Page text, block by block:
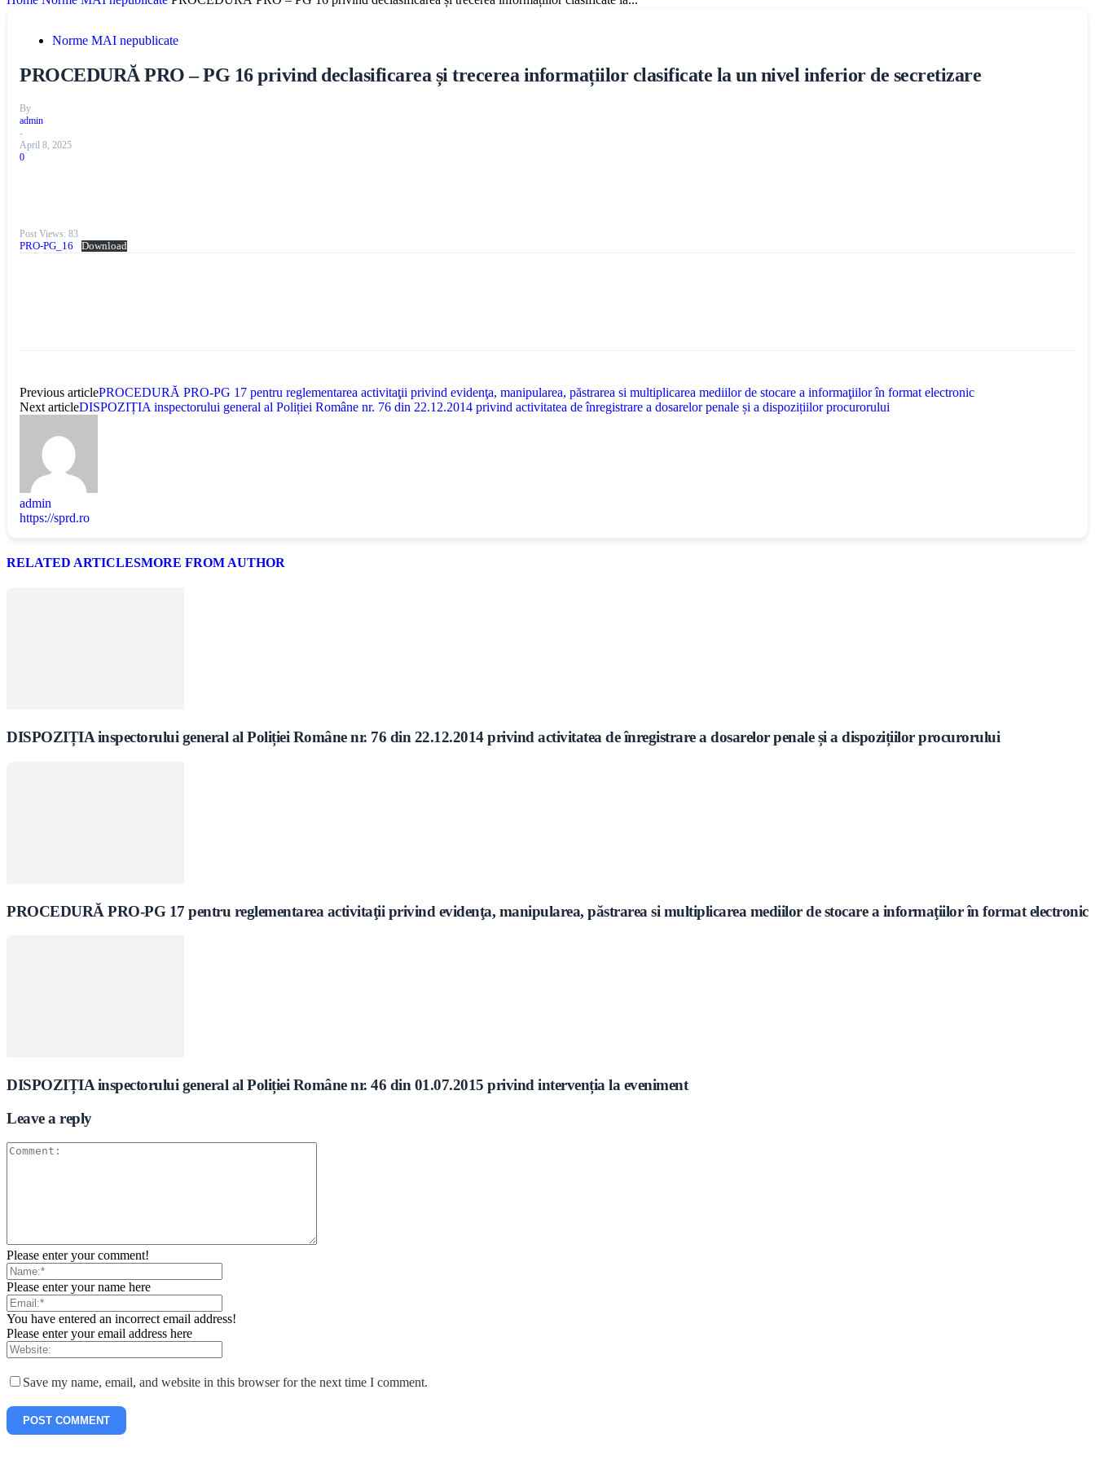
Norme MAI nepublicate
PROCEDURĂ PRO – PG 16 privind declasificarea și trecerea informațiilor clasificate la un nivel inferior de secretizare
By
admin
-
April 8, 2025
0
Post Views: 83
PRO-PG_16
Download
Previous articlePROCEDURĂ PRO-PG 17 pentru reglementarea activitaţii privind evidenţa, manipularea, păstrarea si multiplicarea mediilor de stocare a informaţiilor în format electronic
Next articleDISPOZIȚIA inspectorului general al Poliției Române nr. 76 din 22.12.2014 privind activitatea de înregistrare a dosarelor penale și a dispozițiilor procurorului
admin
https://sprd.ro
RELATED ARTICLESMORE FROM AUTHOR
DISPOZIȚIA inspectorului general al Poliției Române nr. 76 din 22.12.2014 privind activitatea de înregistrare a dosarelor penale și a dispozițiilor procurorului
PROCEDURĂ PRO-PG 17 pentru reglementarea activitaţii privind evidenţa, manipularea, păstrarea si multiplicarea mediilor de stocare a informaţiilor în format electronic
DISPOZIȚIA inspectorului general al Poliției Române nr. 46 din 01.07.2015 privind intervenția la eveniment
Leave a reply
Please enter your comment!
Please enter your name here
You have entered an incorrect email address!
Please enter your email address here
Save my name, email, and website in this browser for the next time I comment.